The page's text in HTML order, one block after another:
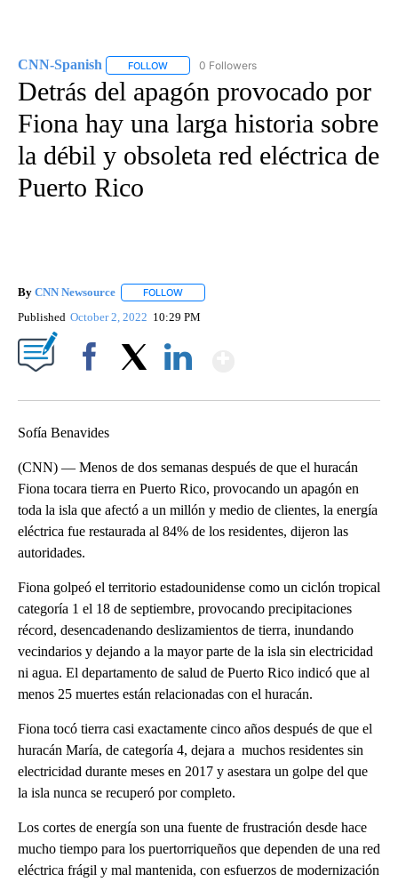
CNN-Spanish FOLLOW FOLLOW "CNN-SPANISH" TO RECEIVE
0 Followers
Detrás del apagón provocado por
Fiona hay una larga historia sobre
la débil y obsoleta red eléctrica de
Puerto Rico
By CNN Newsource FOLLOW
Published October 2, 2022 10:29 PM
Sofía Benavides
(CNN) — Menos de dos semanas después de que el huracán
Fiona tocara tierra en Puerto Rico, provocando un apagón en
toda la isla que afectó a un millón y medio de clientes, la energía
eléctrica fue restaurada al 84% de los residentes, dijeron las
autoridades.
Fiona golpeó el territorio estadounidense como un ciclón tropical
categoría 1 el 18 de septiembre, provocando precipitaciones
récord, desencadenando deslizamientos de tierra, inundando
vecindarios y dejando a la mayor parte de la isla sin electricidad
ni agua. El departamento de salud de Puerto Rico indicó que al
menos 25 muertes están relacionadas con el huracán.
Fiona tocó tierra casi exactamente cinco años después de que el
huracán María, de categoría 4, dejara a muchos residentes sin
electricidad durante meses en 2017 y asestara un golpe del que
la isla nunca se recuperó por completo.
Los cortes de energía son una fuente de frustración desde hace
mucho tiempo para los puertorriqueños que dependen de una red
eléctrica frágil y mal mantenida, con esfuerzos de modernización